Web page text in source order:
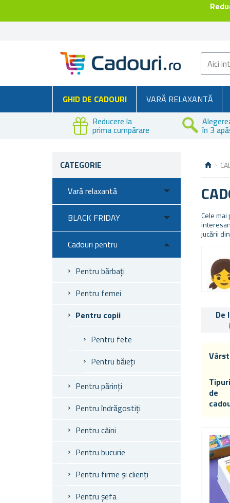
GHID DE CADOURI VARĂ RELAXANTĂ
Reducere la
prima cumpărare în 3
CATEGORIE
Vară relaxantă
BLACK FRIDAY
Cadouri pentru
Pentru bărbați
Pentru femei
Pentru copii
Pentru fete
Pentru băieți
Pentru părinți
Pentru îndrăgostiți
Pentru câini
Pentru bucurie
Pentru firme și clienți
Pentru șefa
Cele
jucării
De
Tipuri
de